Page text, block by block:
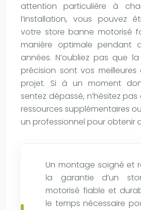
attention particulière à
l’installation, vous pouvez
votre store banne motorisé
manière optimale pendant
années. N’oubliez pas que
précision sont vos meilleures
projet. Si à un moment
sentez dépassé, n’hésitez
ressources supplémentaires
un professionnel pour obtenir
Un montage soigné et
la garantie d’un
motorisé fiable et
le temps nécessaire